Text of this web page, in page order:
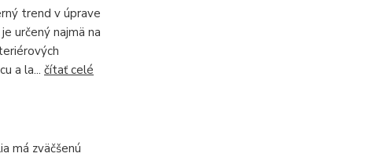
trend v úprave
určený najmä na
a la... čítať celé
má zväčšenú